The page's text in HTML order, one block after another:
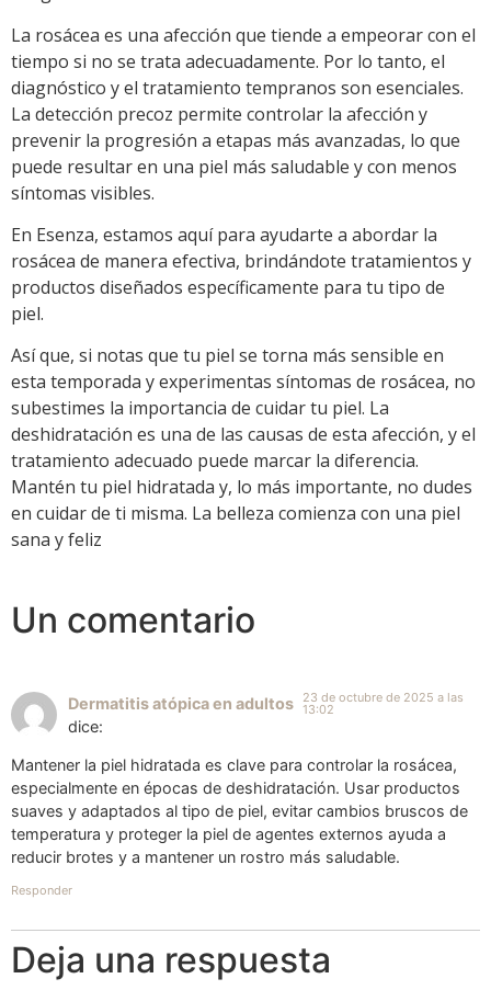
La rosácea es una afección que tiende a empeorar con el
tiempo si no se trata adecuadamente. Por lo tanto, el
diagnóstico y el tratamiento tempranos son esenciales.
La detección precoz permite controlar la afección y
prevenir la progresión a etapas más avanzadas, lo que
puede resultar en una piel más saludable y con menos
síntomas visibles.
En Esenza, estamos aquí para ayudarte a abordar la
rosácea de manera efectiva, brindándote tratamientos y
productos diseñados específicamente para tu tipo de
piel.
Así que, si notas que tu piel se torna más sensible en
esta temporada y experimentas síntomas de rosácea, no
subestimes la importancia de cuidar tu piel. La
deshidratación es una de las causas de esta afección, y el
tratamiento adecuado puede marcar la diferencia.
Mantén tu piel hidratada y, lo más importante, no dudes
en cuidar de ti misma. La belleza comienza con una piel
sana y feliz
Un comentario
Dermatitis atópica en adultos
dice:
23 de octubre de 2025 a las
13:02
Mantener la piel hidratada es clave para controlar la rosácea,
especialmente en épocas de deshidratación. Usar productos
suaves y adaptados al tipo de piel, evitar cambios bruscos de
temperatura y proteger la piel de agentes externos ayuda a
reducir brotes y a mantener un rostro más saludable.
Responder
Deja una respuesta